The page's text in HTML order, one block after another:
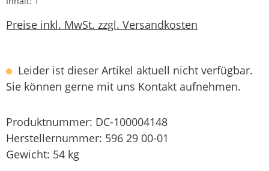
Preise inkl. MwSt. zzgl. Versandkosten
Leider ist dieser Artikel aktuell nicht verfügbar.
Sie können gerne mit uns Kontakt aufnehmen.
Produktnummer: DC-100004148
Herstellernummer: 596 29 00-01
Gewicht: 54 kg